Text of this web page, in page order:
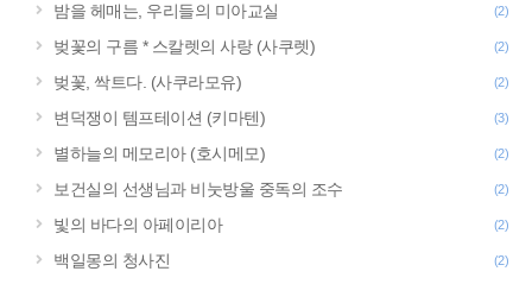
밤을 헤매는, 우리들의 미아교실 (2)
벚꽃의 구름 * 스칼렛의 사랑 (사쿠렛) (2)
벚꽃, 싹트다. (사쿠라모유) (2)
변덕쟁이 템프테이션 (키마텐) (3)
별하늘의 메모리아 (호시메모) (2)
보건실의 선생님과 비눗방울 중독의 조수 (2)
빛의 바다의 아페이리아 (2)
백일몽의 청사진 (2)